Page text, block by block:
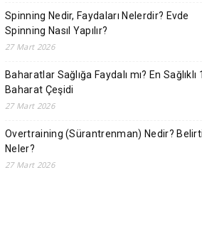
Spinning Nedir, Faydaları Nelerdir? Evde
Spinning Nasıl Yapılır?
27 Mart 2026
Baharatlar Sağlığa Faydalı mı? En Sağlıklı
Baharat Çeşidi
27 Mart 2026
Overtraining (Sürantrenman) Nedir?
Neler?
27 Mart 2026